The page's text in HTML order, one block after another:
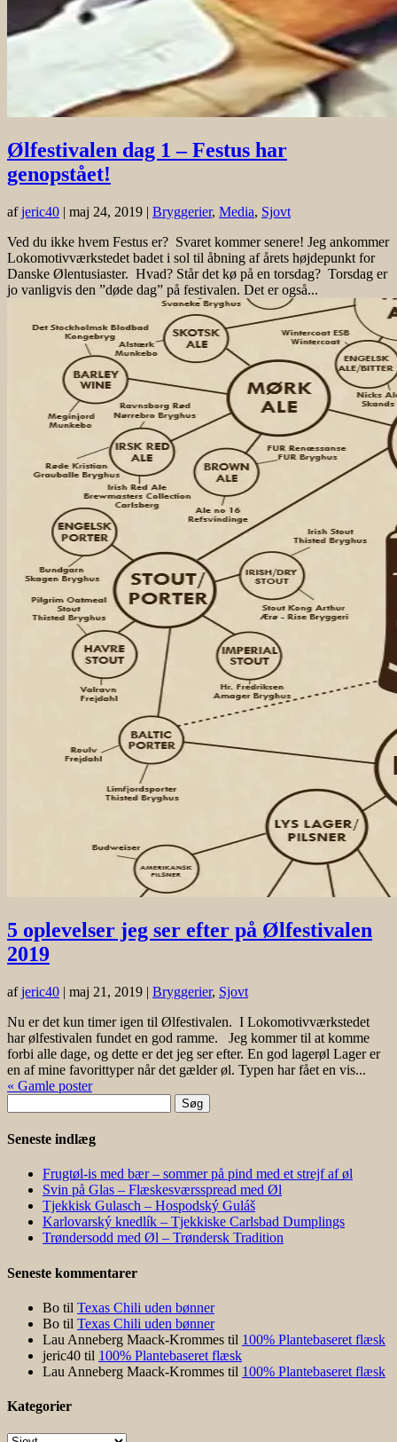
Ølfestivalen dag 1 – Festus har
genopstået!
afjeric40 | maj 24, 2019 | Bryggerier, Media, Sjovt
Ved du ikke hvem Festus er? Svaret kommer senere! Jeg ankommer
Lokomotivværkstedet badet i sol til åbning af årets højdepunkt for
Danske Ølentusiaster. Hvad? Står det kø på en torsdag? Torsdag er
jo vanligvis den ”døde dag” på festivalen. Det er også...
5 oplevelser jeg ser efter på Ølfestivalen
2019
afjeric40 | maj 21, 2019 | Bryggerier, Sjovt
Nu er det kun timer igen til Ølfestivalen. I Lokomotivværkstedet
har ølfestivalen fundet en god ramme. Jeg kommer til at komme
forbi alle dage, og dette er det jeg ser efter. En god lagerøl Lager er
en af mine favorittyper når det gælder øl. Typen har fået en vis...
« Gamle poster
efter:
Seneste indlæg
Frugtøl-is med bær – sommer på pind med et strejf af øl
Svin på Glas – Flæskesværsspread med Øl
Tjekkisk Gulasch – Hospodský Guláš
Karlovarský knedlík – Tjekkiske Carlsbad Dumplings
Trøndersodd med Øl – Trøndersk Tradition
Seneste kommentarer
Bo til Texas Chili uden bønner
Bo til Texas Chili uden bønner
Lau Anneberg Maack-Krommes til 100% Plantebaseret flæsk
jeric40 til 100% Plantebaseret flæsk
Lau Anneberg Maack-Krommes til 100% Plantebaseret flæsk
Kategorier